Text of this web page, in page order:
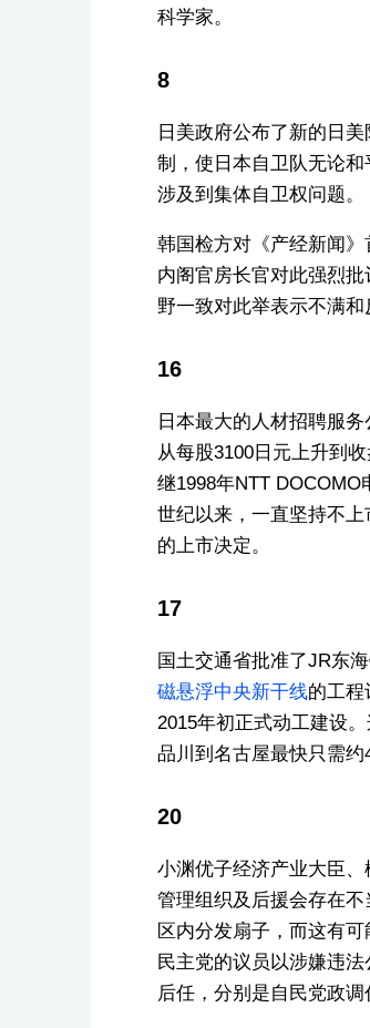
科学家。
8
日美政府公布了新的日
制，使日本自卫队无论
涉及到集体自卫权问题。
韩国检方对《产经新闻
内阁官房长官对此强烈
野一致对此举表示不满和
16
日本最大的人材招聘服
从每股3100日元上升到
继1998年NTT
世纪以来，一直坚持不
的上市决定。
17
国土交通省批准了JR东
磁悬浮中央新干线的工程
2015年初正式动工建设
品川到名古屋最快只需约
20
小渊优子经济产业大臣
管理组织及后援会存在
区内分发扇子，而这有
民主党的议员以涉嫌违
后任，分别是自民党政